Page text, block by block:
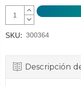
AUMENTAR
CANTIDAD:
DISMINUIR
SKU: 300364
Descripción